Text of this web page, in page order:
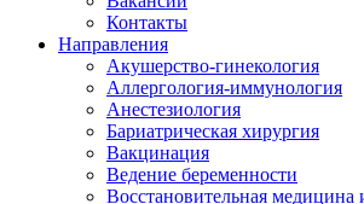
Контакты
Направления
Акушерство-гинекология
Аллергология-иммунология
Анестезиология
Бариатрическая хирургия
Вакцинация
Ведение беременности
Восстановительная медицина